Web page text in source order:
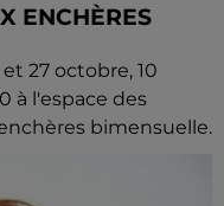
ENCHÈRES
27 octobre, 10
à l'espace des
bimensuelle.